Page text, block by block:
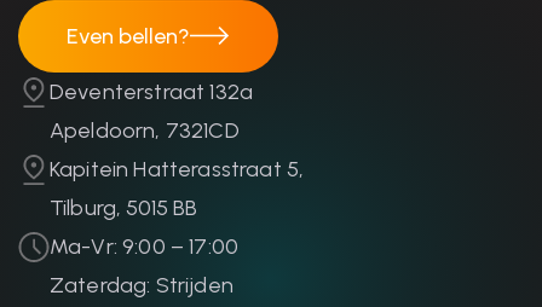
Even bellen?
Deventerstraat 132a
Apeldoorn, 7321CD
Kapitein Hatterasstraat 5,
Tilburg, 5015 BB
Ma-Vr: 9:00 – 17:00
Zaterdag: Strijden